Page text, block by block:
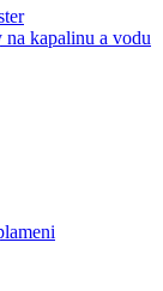
kapalinu a vodu